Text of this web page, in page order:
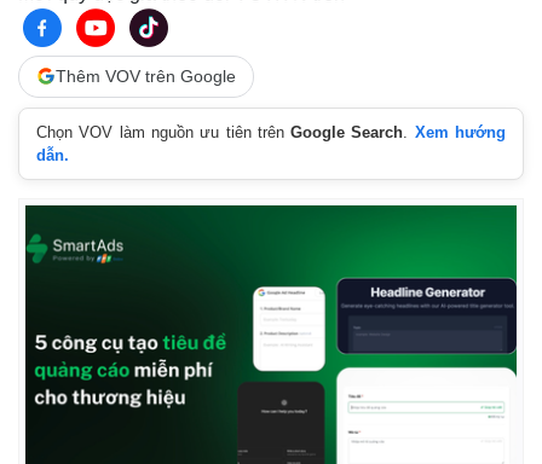
Thêm VOV trên Google
Chọn VOV làm nguồn ưu tiên trênGoogle Search
Xem hướng
dẫn.